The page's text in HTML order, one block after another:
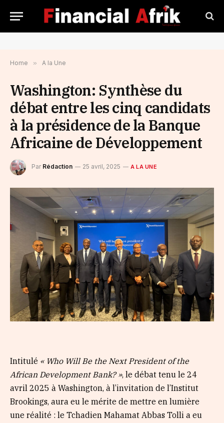
Home » A la Une
Washington: Synthèse du
débat entre les cinq candidats
à la présidence de la Banque
Africaine de Développement
Par Rédaction 25 avril, 2025 A LA UNE
Intitulé « Who Will Be the Next President of the
African Development Bank? », le débat tenu le 24
avril 2025 à Washington, à l’invitation de l’Institut
Brookings, aura eu le mérite de mettre en lumière
une réalité : le Tchadien Mahamat Abbas Tolli a eu